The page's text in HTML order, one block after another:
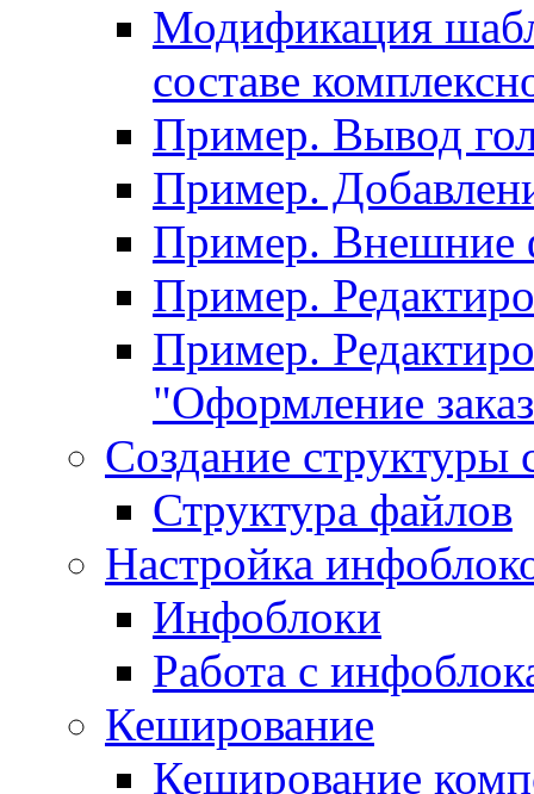
Модификация
составе
Пример. Вывод
Пример.
Пример. Внешние
Пример.
Пример.
"Оформление
Создание структуры
Структура файлов
Настройка
Инфоблоки
Работа с
Кеширование
Кеширование